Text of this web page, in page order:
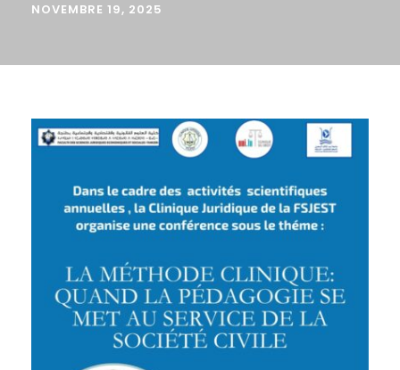
NOVEMBRE 19, 2025